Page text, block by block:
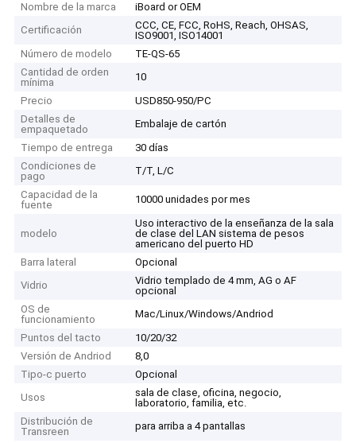
Nombre de la marca
iBoard or OEM
Certificación
CCC, CE, FCC, RoHS, Reach, OHSAS,
ISO9001, ISO14001
Número de modelo
TE-QS-65
Cantidad de orden
mínima
10
Precio
USD850-950/PC
Detalles de
empaquetado
Embalaje de cartón
Tiempo de entrega
30 días
Condiciones de
pago
T/T, L/C
Capacidad de la
fuente
10000 unidades por mes
modelo
Uso interactivo de la enseñanza de la sala
de clase del LAN sistema de pesos
americano del puerto HD
Barra lateral
Opcional
Vidrio
Vidrio templado de 4 mm, AG o AF
opcional
OS de
funcionamiento
Mac/Linux/Windows/Andriod
Puntos del tacto
10/20/32
Versión de Andriod
8,0
Tipo-c puerto
Opcional
Usos
sala de clase, oficina, negocio,
laboratorio, familia, etc.
Distribución de
Transreen
para arriba a 4 pantallas